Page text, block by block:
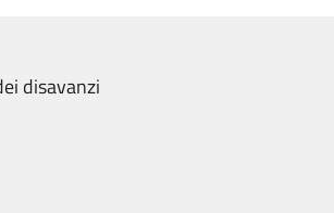
disavanzi